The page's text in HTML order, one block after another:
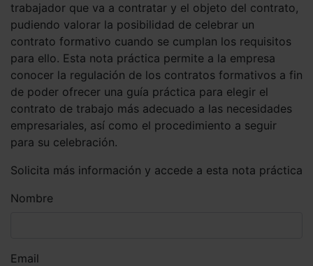
trabajador que va a contratar y el objeto del contrato,
pudiendo valorar la posibilidad de celebrar un
contrato formativo cuando se cumplan los requisitos
para ello. Esta nota práctica permite a la empresa
conocer la regulación de los contratos formativos a fin
de poder ofrecer una guía práctica para elegir el
contrato de trabajo más adecuado a las necesidades
empresariales, así como el procedimiento a seguir
para su celebración.
Solicita más información y accede a esta nota práctica
Nombre
Email